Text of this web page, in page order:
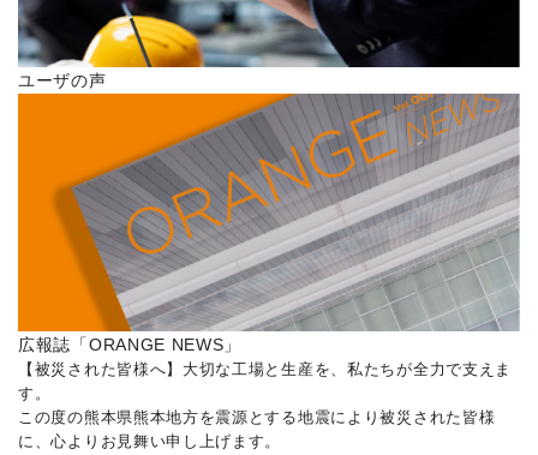
ユーザの声
広報誌「ORANGE NEWS」
【被災された皆様へ】大切な工場と生産を、私たちが全力で支えま
す。
この度の熊本県熊本地方を震源とする地震により被災された皆様
に、心よりお見舞い申し上げます。